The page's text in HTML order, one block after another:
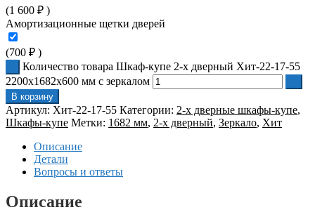
(1 600 ₽ )
Амортизационные щетки дверей
(700 ₽ )
Количество товара Шкаф-купе 2-х дверный Хит-22-17-55
2200x1682x600 мм с зеркалом
В корзину
Артикул: Хит-22-17-55 Категории: 2-х дверные шкафы-купе,
Шкафы-купе Метки: 1682 мм, 2-х дверный, Зеркало, Хит
Описание
Детали
Вопросы и ответы
Описание